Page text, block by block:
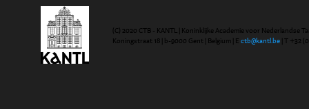
(C) 2020 CTB - KANTL | Koninklijke Academie voor Nederlandse
Koningstraat 18 | b-9000 Gent | Belgium | E ctb@kantl.be | T +32